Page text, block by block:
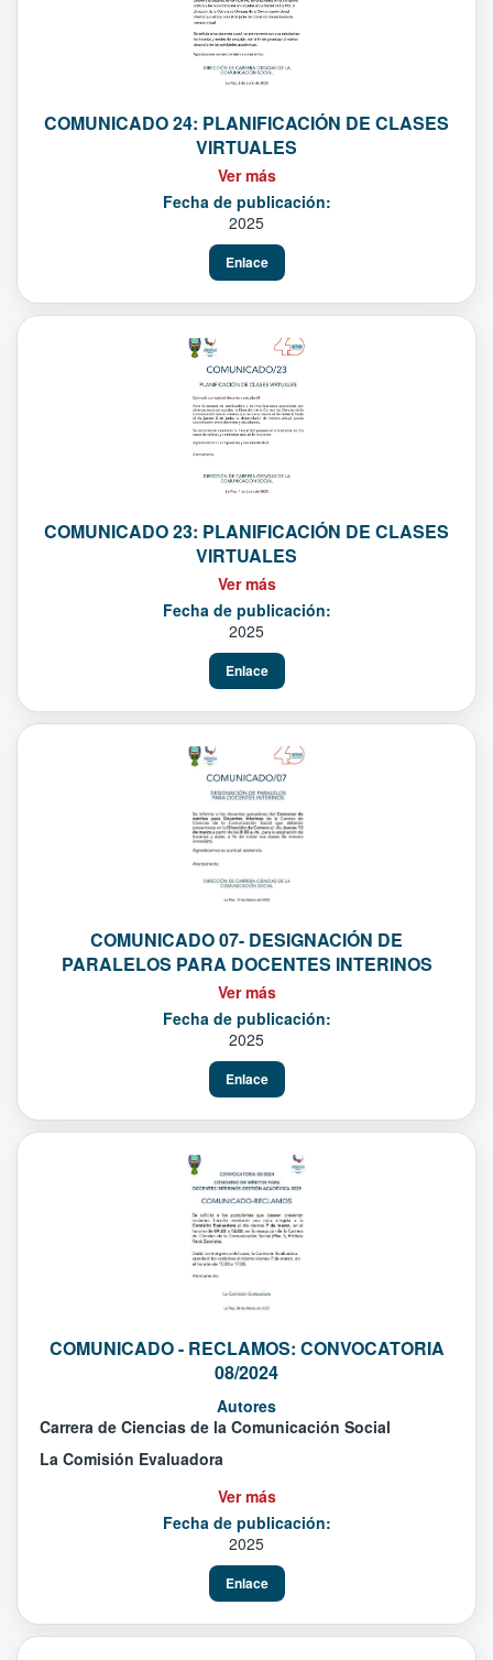
COMUNICADO 24: PLANIFICACIÓN DE CLASES
VIRTUALES
Ver más
Fecha de publicación:
2025
Enlace
COMUNICADO 23: PLANIFICACIÓN DE CLASES
VIRTUALES
Ver más
Fecha de publicación:
2025
Enlace
COMUNICADO 07- DESIGNACIÓN DE
PARALELOS PARA DOCENTES INTERINOS
Ver más
Fecha de publicación:
2025
Enlace
COMUNICADO - RECLAMOS: CONVOCATORIA
08/2024
Autores
Carrera de Ciencias de la Comunicación Social
La Comisión Evaluadora
Ver más
Fecha de publicación:
2025
Enlace